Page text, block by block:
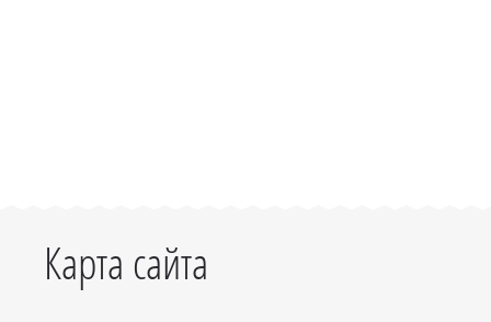
Карта сайта